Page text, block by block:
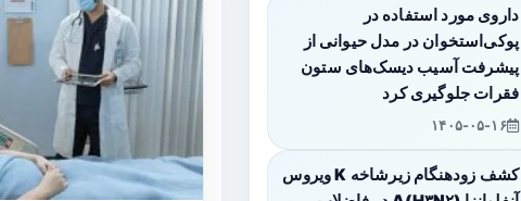
داروی مورد استفاده در
پوکی‌استخوان در مدل حیوانی از
پیشرفت آسیب دیسک‌های ستون
فقرات جلوگیری کرد
۱۴۰۵-۰۵-۱۶
کشف زودهنگام زیرشاخه K ویروس